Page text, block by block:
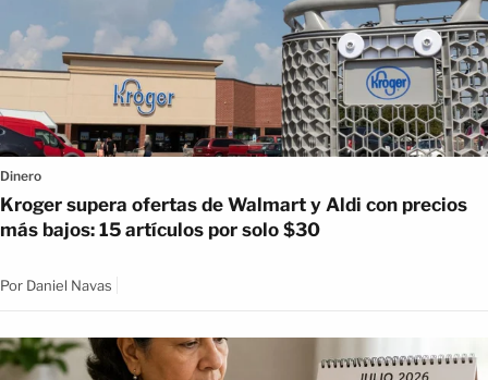
Dinero
Kroger supera ofertas de Walmart y Aldi con precios
más bajos: 15 artículos por solo $30
Por Daniel Navas